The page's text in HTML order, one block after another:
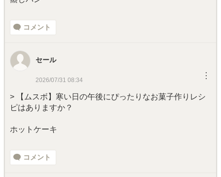
コメント
セール
2026/07/31 08:34 ︙
> 【ムスボ】寒い日の午後にぴったりなお菓子作りレシ
ピはありますか？
ホットケーキ
コメント